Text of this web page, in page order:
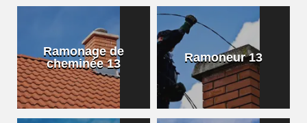
Ramonage de
cheminée 13
Ramoneur 13